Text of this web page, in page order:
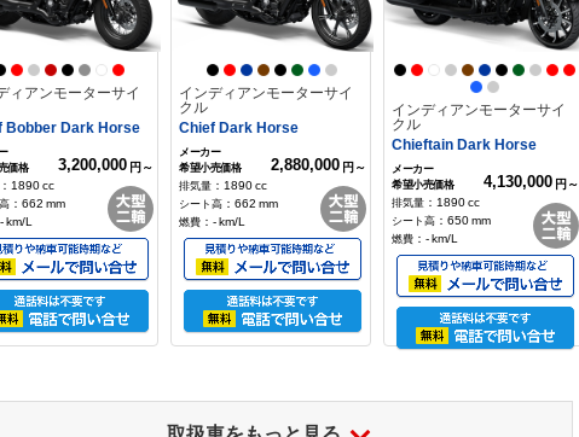
スタ
ュ1000
ィアンモーターサイ
Bobber Dark Horse
3,200,000 円～
： 1890cc
： 662 mm
-km/L
インディアンモーターサイ
クル
Chief Dark Horse
2,880,000 円～
： 1890cc
： 662 mm
： -km/L
インディアンモーターサイ
クル
Chieftain Dark Horse
4,130,000 円～
： 1890cc
： 650mm
： -km/L